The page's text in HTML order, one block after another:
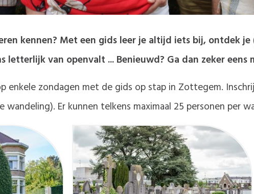
kennen? Met een gids leer je altijd iets bij, ontdek je
letterlijk van openvalt ... Benieuwd? Ga dan zeker eens
enkele zondagen met de gids op stap in Zottegem.
wandeling). Er kunnen telkens maximaal 25 personen per